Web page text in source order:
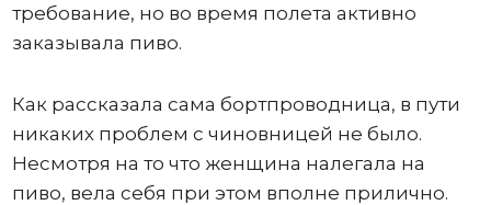
требование, но во время полета активно
заказывала пиво.
Как рассказала сама бортпроводница, в пути
никаких проблем с чиновницей не было.
Несмотря на то что женщина налегала на
пиво, вела себя при этом вполне прилично.